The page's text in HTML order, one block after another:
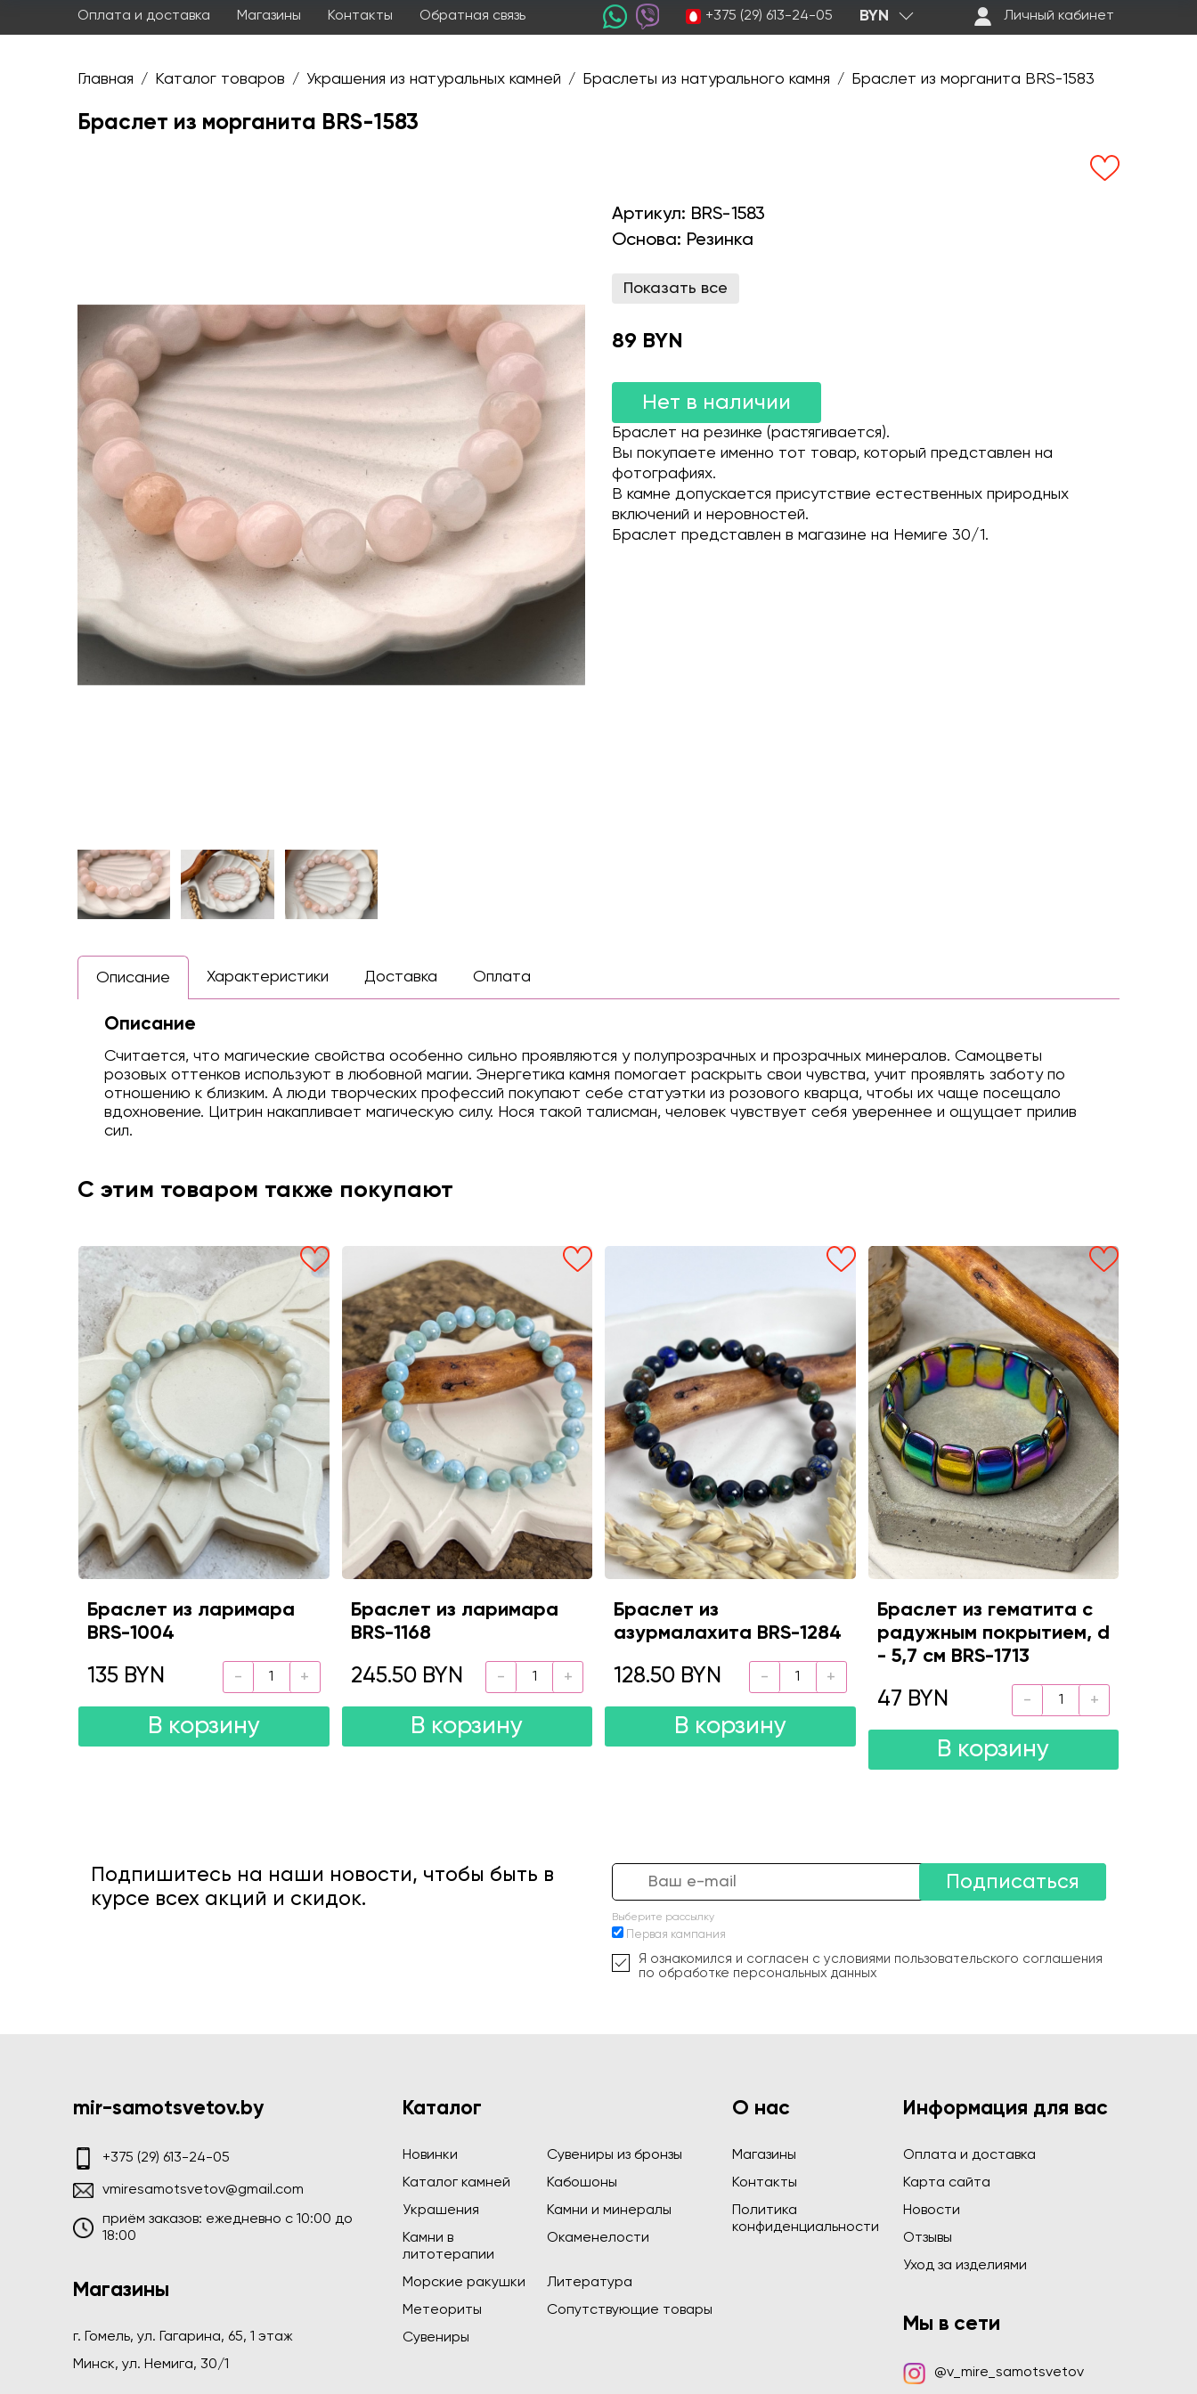
Оплата и доставка Магазины Контакты Обратная связь +375 (29) 613-24-05 BYN Личный кабинет
Главная / Каталог товаров / Украшения из натуральных камней / Браслеты из натурального камня / Браслет из морганита BRS-1583
Браслет из морганита BRS-1583
Артикул: BRS-1583
Основа: Резинка
Показать все
89 BYN
Нет в наличии
Браслет на резинке (растягивается).
Вы покупаете именно тот товар, который представлен на
фотографиях.
В камне допускается присутствие естественных природных
включений и неровностей.
Браслет представлен в магазине на Немиге 30/1.
Описание Характеристики Доставка Оплата
Описание
Считается, что магические свойства особенно сильно проявляются у полупрозрачных и прозрачных минералов. Самоцветы
розовых оттенков используют в любовной магии. Энергетика камня помогает раскрыть свои чувства, учит проявлять заботу по
отношению к близким. А люди творческих профессий покупают себе статуэтки из розового кварца, чтобы их чаще посещало
вдохновение. Цитрин накапливает магическую силу. Нося такой талисман, человек чувствует себя увереннее и ощущает прилив
сил.
С этим товаром также покупают
Браслет из ларимара
BRS-1004
135 BYN
В корзину
Браслет из ларимара
BRS-1168
245.50 BYN
В корзину
Браслет из
азурмалахита BRS-1284
128.50 BYN
В корзину
Браслет из гематита с
радужным покрытием, d
- 5,7 см BRS-1713
47 BYN
В корзину
Подпишитесь на наши новости, чтобы быть в
курсе всех акций и скидок.
Подписаться
Выберите рассылку
Первая кампания
Я ознакомился и согласен с условиями пользовательского соглашения
по обработке персональных данных
mir-samotsvetov.by
+375 (29) 613-24-05
vmiresamotsvetov@gmail.com
приём заказов: ежедневно c 10:00 до
18:00
Магазины
г. Гомель, ул. Гагарина, 65, 1 этаж
Минск, ул. Немига, 30/1
Каталог
Новинки
Сувениры из бронзы
Каталог камней
Кабошоны
Украшения
Камни и минералы
Камни в
литотерапии
Окаменелости
Морские ракушки
Литература
Метеориты
Сопутствующие товары
Сувениры
О нас
Магазины
Контакты
Политика
конфиденциальности
Информация для вас
Оплата и доставка
Карта сайта
Новости
Отзывы
Уход за изделиями
Мы в сети
@v_mire_samotsvetov